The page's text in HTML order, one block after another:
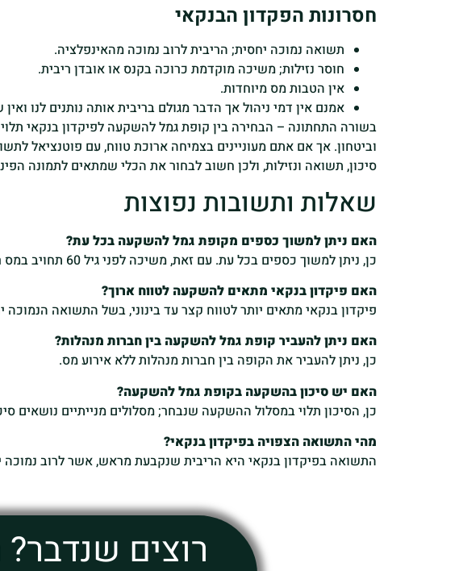
חסרונות הפקדון הבנקאי
תשואה נמוכה יחסית; הריבית לרוב נמוכה מהאינפלציה.
חוסר נזילות; משיכה מוקדמת כרוכה בקנס או אובדן ריבית.
אין הטבות מס מיוחדות.
אמנם אין דמי ניהול אך הדבר מגולם בריבית אותה נותנים לנו
בשורה התחתונה – הבחירה בין קופת גמל להשקעה לפיקדון בנקאי
וביטחון. אך אם אתם מעוניינים בצמיחה ארוכת טווח, עם פוטנציאל
סיכון, תשואה ונזילות, ולכן חשוב לבחור את הכלי שמתאים לתמונה
שאלות ותשובות נפוצות
האם ניתן למשוך כספים מקופת גמל להשקעה בכל עת?
כן, ניתן למשוך כספים בכל עת. עם זאת, משיכה לפני גיל 60 תחויב במס רווחי הון של 25% על הרווחים.
האם פיקדון בנקאי מתאים להשקעה לטווח ארוך?
פיקדון בנקאי מתאים יותר לטווח קצר עד בינוני, בשל התשואה
האם ניתן להעביר קופת גמל להשקעה בין חברות מנהלות?
כן, ניתן להעביר את הקופה בין חברות מנהלות ללא אירוע מס.
האם יש סיכון בהשקעה בקופת גמל להשקעה?
כן, הסיכון תלוי במסלול ההשקעה שנבחר; מסלולים מנייתיים נושאים
מהי התשואה הצפויה בפיקדון בנקאי?
התשואה בפיקדון בנקאי היא הריבית שנקבעת מראש, אשר לרוב נמוכה
רוצים